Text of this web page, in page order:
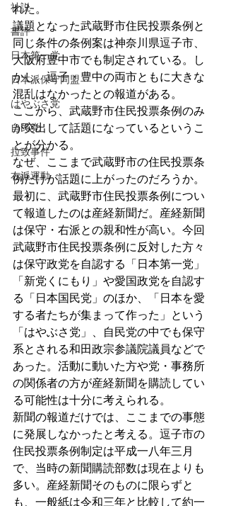
社説
書評
日本第一党
日本派保守同盟
はやぶさ党
自民党
拉致事件
右派運動
れた。
議題となった武蔵野市住民投票条例と
同じ条件の条例案は神奈川県逗子市、
大阪府豊中市でも制定されている。し
かし、逗子・豊中の両市ともに大きな
混乱はなかったとの報道がある。
ここから、武蔵野市住民投票条例のみ
が突出して話題になっているというこ
とが分かる。
なぜ、ここまで武蔵野市の住民投票条
例だけが話題に上がったのだろうか。
最初に、武蔵野市住民投票条例につい
て報道したのは産経新聞だ。産経新聞
は保守・右派との親和性が高い。今回
武蔵野市住民投票条例に反対した方々
は保守政党を自認する「日本第一党」
「新党くにもり」や愛国政党を自認す
る「日本国民党」のほか、「日本を愛
する者たちが集まって作った」という
「はやぶさ党」、自民党の中でも保守
系とされる和田政宗参議院議員などで
あった。活動に動いた方や党・事務所
の関係者の方が産経新聞を購読してい
る可能性は十分に考えられる。
新聞の報道だけでは、ここまでの事態
に発展しなかったと考える。逗子市の
住民投票条例制定は平成一八年三月
で、当時の新聞購読部数は現在よりも
多い。産経新聞そのものに限らずと
も、一般紙は令和三年と比較して約一